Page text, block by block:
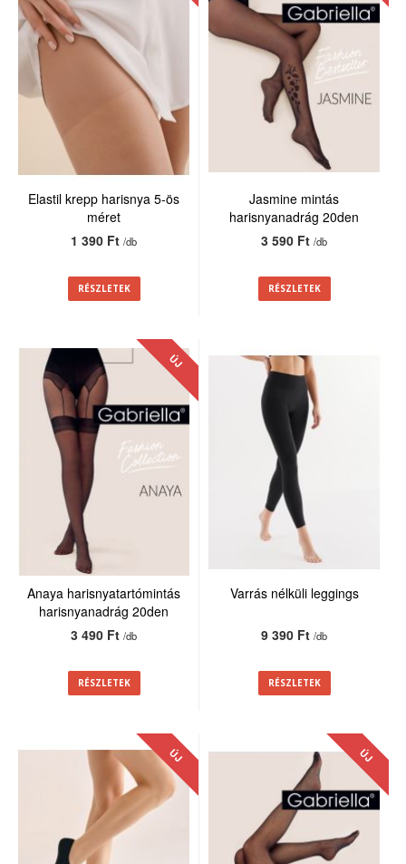
Elastil krepp harisnya 5-ös
méret
1 390 Ft/db
RÉSZLETEK
Jasmine mintás
harisnyanadrág 20den
3 590 Ft/db
RÉSZLETEK
ÚJ
Anaya harisnyatartómintás
harisnyanadrág 20den
3 490 Ft/db
RÉSZLETEK
Varrás nélküli leggings
9 390 Ft/db
RÉSZLETEK
ÚJ ÚJ